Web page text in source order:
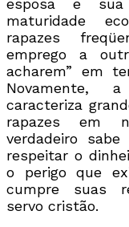
esposa e sua
maturidade
rapazes
emprego a
acharem” em
Novamente, a
caracteriza
rapazes em
verdadeiro
respeitar o
o perigo que
cumpre suas
servo cristão.